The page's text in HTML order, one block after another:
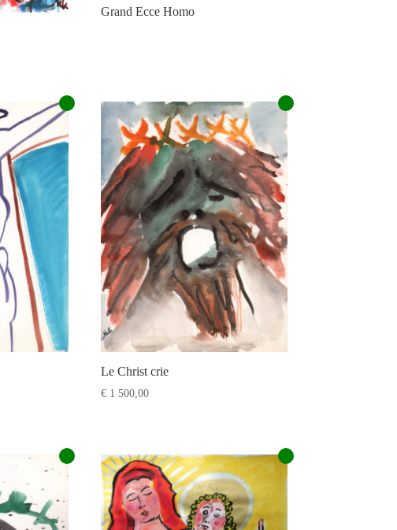
Grand Ecce Homo
Le Christ crie
€ 1 500,00